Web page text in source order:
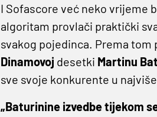
I Sofascore već neko vrijeme
algoritam provlači praktički
svakog pojedinca. Prema
Dinamovoj desetki Martinu
sve svoje konkurente u
„Baturinine izvedbe tijekom